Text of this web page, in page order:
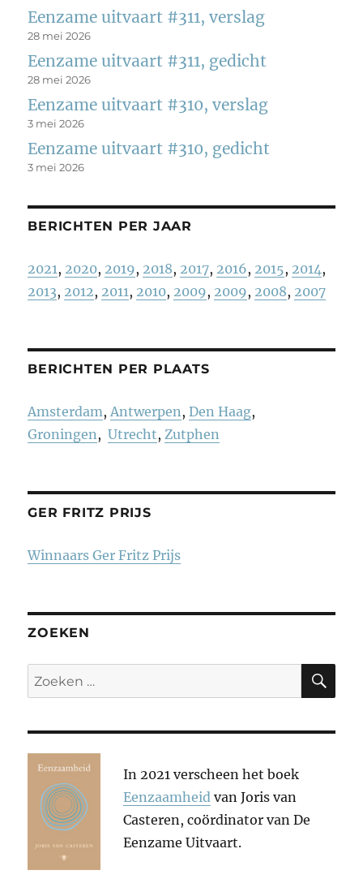
Eenzame uitvaart #311, verslag
28 mei 2026
Eenzame uitvaart #311, gedicht
28 mei 2026
Eenzame uitvaart #310, verslag
3 mei 2026
Eenzame uitvaart #310, gedicht
3 mei 2026
BERICHTEN PER JAAR
2021, 2020, 2019, 2018, 2017, 2016, 2015, 2014,
2013, 2012, 2011, 2010, 2009, 2009, 2008, 2007
BERICHTEN PER PLAATS
Amsterdam,Antwerpen,Den Haag,
Groningen,Utrecht,Zutphen
GER FRITZ PRIJS
Winnaars Ger Fritz Prijs
ZOEKEN
Zoeken
naar:
In 2021 verscheen het boek
Eenzaamheid van Joris van
Casteren, coördinator van De
Eenzame Uitvaart.